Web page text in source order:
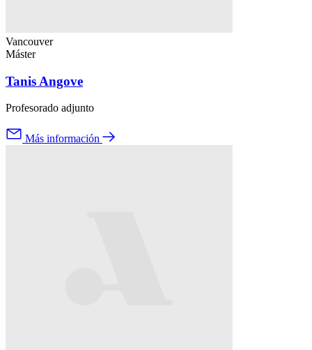
Vancouver
Máster
Tanis Angove
Profesorado adjunto
Más información